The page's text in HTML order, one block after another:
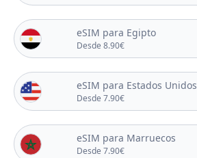
eSIM para Egipto
Desde 8.90€
eSIM para Estados Unidos
Desde 7.90€
eSIM para Marruecos
Desde 7.90€